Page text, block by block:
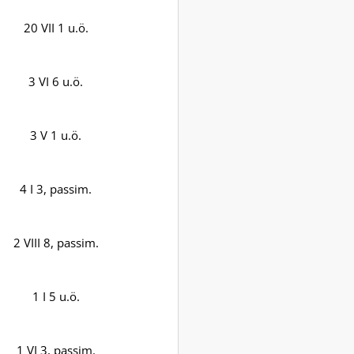
20 VII 1 u.ö.
3 VI 6 u.ö.
3 V 1 u.ö.
4 I 3, passim.
2 VIII 8, passim.
1 I 5 u.ö.
1 VI 3, passim.